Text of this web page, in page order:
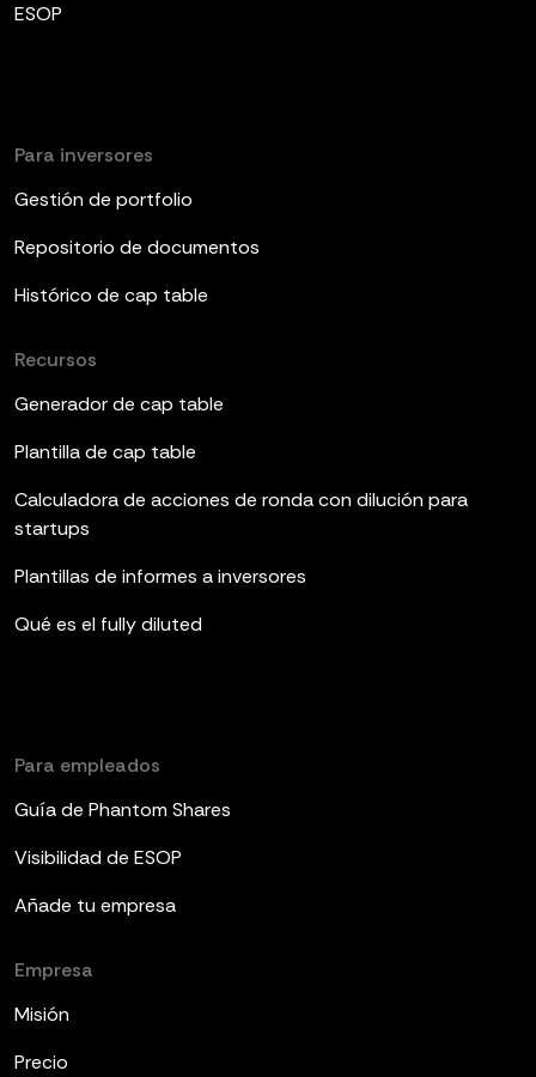
ESOP
Para inversores
Gestión de portfolio
Repositorio de documentos
Histórico de cap table
Recursos
Generador de cap table
Plantilla de cap table
Calculadora de acciones de ronda con dilución para
startups
Plantillas de informes a inversores
Qué es el fully diluted
Para empleados
Guía de Phantom Shares
Visibilidad de ESOP
Añade tu empresa
Empresa
Misión
Precio